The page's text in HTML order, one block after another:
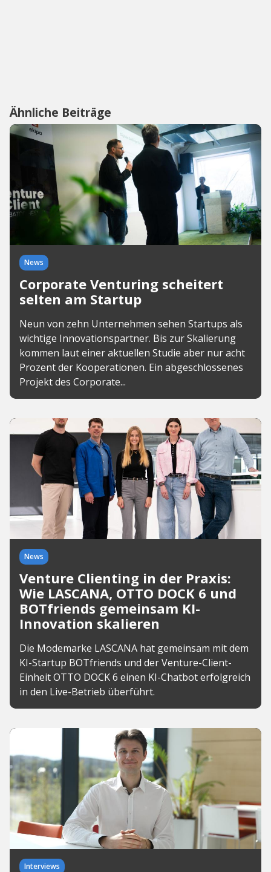
Ähnliche Beiträge
News
Corporate Venturing scheitert
selten am Startup
Neun von zehn Unternehmen sehen Startups als
wichtige Innovationspartner. Bis zur Skalierung
kommen laut einer aktuellen Studie aber nur acht
Prozent der Kooperationen. Ein abgeschlossenes
Projekt des Corporate...
News
Venture Clienting in der Praxis:
Wie LASCANA, OTTO DOCK 6 und
BOTfriends gemeinsam KI-
Innovation skalieren
Die Modemarke LASCANA hat gemeinsam mit dem
KI-Startup BOTfriends und der Venture-Client-
Einheit OTTO DOCK 6 einen KI-Chatbot erfolgreich
in den Live-Betrieb überführt.
Interviews